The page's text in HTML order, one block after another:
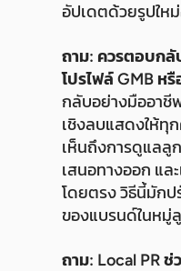
อัปเดตด้วยรูปให
ถาม: ควรตอบกลั
โปรไฟล์ GMB หรื
กลับอย่างมืออาชี
เชิงลบแสดงให้ทุ
เห็นถึงการดูแลลู
เสนอทางออก แ
โดยตรง วิธีนี้มักป
ของแบรนด์ในหมู่
ถาม: Local PR